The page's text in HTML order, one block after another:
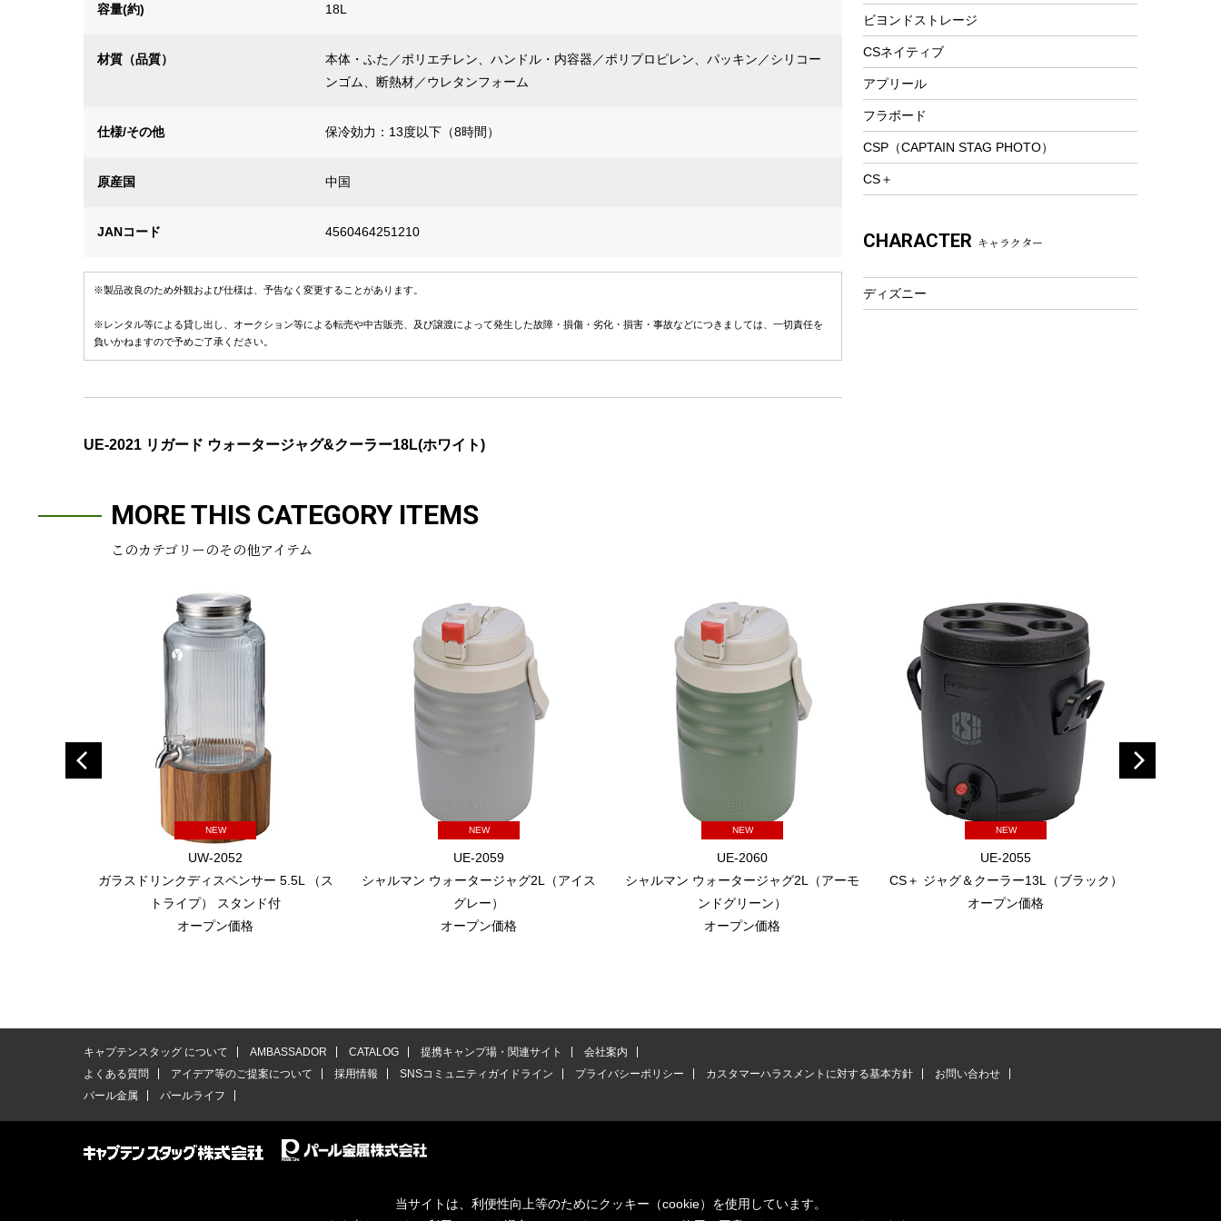
容量(約) 18L
材質（品質）
本体・ふた／ポリエチレン、ハンドル・内容器／ポリプロピレン、パッキン／シリコー
ンゴム、断熱材／ウレタンフォーム
仕様/その他 保冷効力：13度以下（8時間）
原産国 中国
JANコード 4560464251210
※製品改良のため外観および仕様は、予告なく変更することがあります。
※レンタル等による貸し出し、オークション等による転売や中古販売、及び譲渡によって発生した故障・損傷・劣化・損害・事故などにつきましては、一切責任を
負いかねますので予めご了承ください。
UE-2021 リガード ウォータージャグ&クーラー18L(ホワイト)
ツール&アクセサリー
トレッキング
トレッキングステッキ
トレッキングアクセサリー
プレイグッズ
ウェルネス
フィットネス
アクセサリー
ビヨンドストレージ
CSネイティブ
アプリール
フラボード
CSP（CAPTAIN STAG PHOTO）
CS＋
CHARACTER キャラクター
ディズニー
MORE THIS CATEGORY ITEMS
このカテゴリーのその他アイテム
NEW
UW-2052
ガラスドリンクディスペンサー 5.5L （ス
トライプ） スタンド付
オープン価格
NEW
UE-2059
シャルマン ウォータージャグ2L（アイス
グレー）
オープン価格
NEW
UE-2060
シャルマン ウォータージャグ2L（アーモ
ンドグリーン）
オープン価格
NEW
UE-2055
CS＋ ジャグ＆クーラー13L（ブラック）
オープン価格
キャプテンスタッグ について AMBASSADOR CATALOG 提携キャンプ場・関連サイト
会社案内
よくある質問
アイデア等のご提案について 採用情報 SNSコミュニティガイドライン プライバシーポリシー カスタマーハラスメントに対する基本方針
お問い合わせ
パール金属
パールライフ
当サイトは、利便性向上等のためにクッキー（cookie）を使用しています。